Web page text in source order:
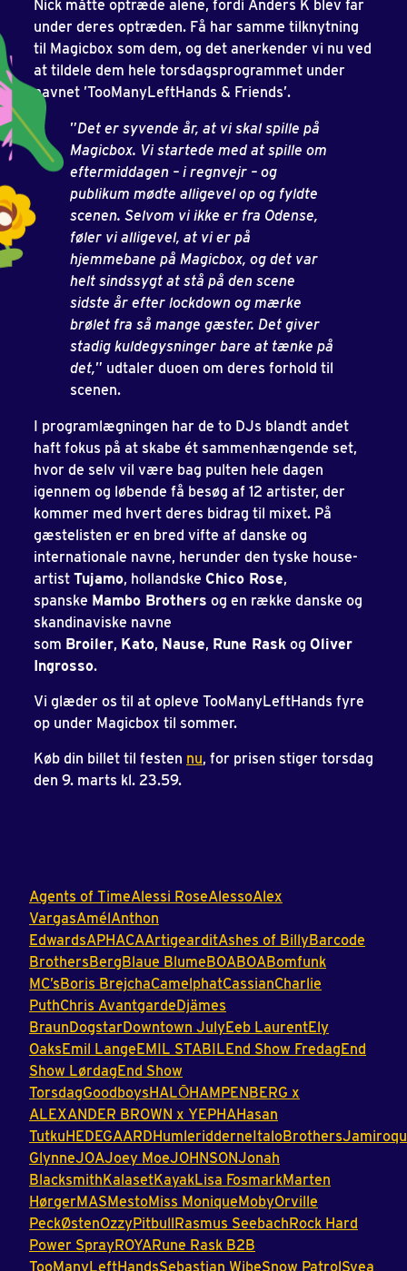
Nick måtte optræde alene, fordi Anders K blev far
under deres optræden. Få har samme tilknytning
til Magicbox som dem, og det anerkender vi nu ved
at tildele dem hele torsdagsprogrammet under
navnet ’TooManyLeftHands & Friends’.
”Det er syvende år, at vi skal spille på
Magicbox. Vi startede med at spille om
eftermiddagen – i regnvejr – og
publikum mødte alligevel op og fyldte
scenen. Selvom vi ikke er fra Odense,
føler vi alligevel, at vi er på
hjemmebane på Magicbox, og det var
helt sindssygt at stå på den scene
sidste år efter lockdown og mærke
brølet fra så mange gæster. Det giver
stadig kuldegysninger bare at tænke på
det,” udtaler duoen om deres forhold til
scenen.
I programlægningen har de to DJs blandt andet
haft fokus på at skabe ét sammenhængende set,
hvor de selv vil være bag pulten hele dagen
igennem og løbende få besøg af 12 artister, der
kommer med hvert deres bidrag til mixet. På
gæstelisten er en bred vifte af danske og
internationale navne, herunder den tyske house-
artist Tujamo, hollandske Chico Rose,
spanske Mambo Brothers og en række danske og
skandinaviske navne
som Broiler, Kato, Nause, Rune Rask og Oliver
Ingrosso.
Vi glæder os til at opleve TooManyLeftHands fyre
op under Magicbox til sommer.
Køb din billet til festen nu, for prisen stiger torsdag
den 9. marts kl. 23.59.
Agents of TimeAlessi RoseAlessoAlex
VargasAmélAnthon
EdwardsAPHACAArtigearditAshes of BillyBarcode
Brothers Berg Blaue Blume BOABOABomfunk
MC’s Boris BrejchaCamelphatCassianCharlie
PuthChris Avantgarde Djämes
Braun Dogstar Downtown JulyEeb LaurentEly
Oaks Emil Lange EMIL STABIL End Show Fredag End
Show Lørdag End Show
TorsdagGoodboys HALŌHAMPENBERG x
ALEXANDER BROWN x YEPHAHasan
Tutku HEDEGAARD Humleridderne ItaloBrothers
GlynneJOAJoey MoeJOHNSONJonah
Blacksmith KalasetKayakLisa FosmarkMarten
Hørger MAS MestoMiss Monique MobyOrville
PeckØstenOzzyPitbull Rasmus Seebach Rock Hard
Power SprayROYARune Rask B2B
TooManyLeftHandsSebastian WibeSnow PatrolSvea